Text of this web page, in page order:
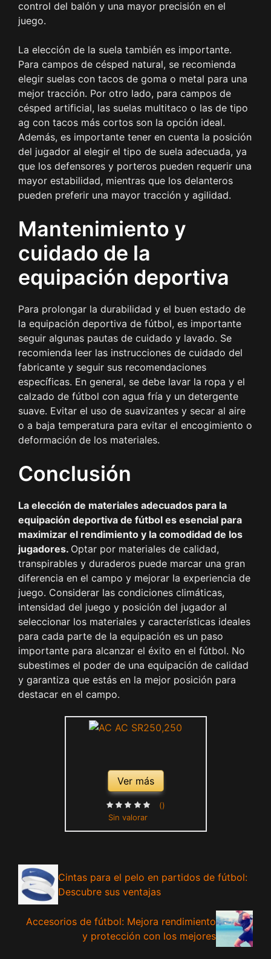
control del balón y una mayor precisión en el
juego.
La elección de la suela también es importante.
Para campos de césped natural, se recomienda
elegir suelas con tacos de goma o metal para una
mejor tracción. Por otro lado, para campos de
césped artificial, las suelas multitaco o las de tipo
ag con tacos más cortos son la opción ideal.
Además, es importante tener en cuenta la posición
del jugador al elegir el tipo de suela adecuada, ya
que los defensores y porteros pueden requerir una
mayor estabilidad, mientras que los delanteros
pueden preferir una mayor tracción y agilidad.
Mantenimiento y
cuidado de la
equipación deportiva
Para prolongar la durabilidad y el buen estado de
la equipación deportiva de fútbol, es importante
seguir algunas pautas de cuidado y lavado. Se
recomienda leer las instrucciones de cuidado del
fabricante y seguir sus recomendaciones
específicas. En general, se debe lavar la ropa y el
calzado de fútbol con agua fría y un detergente
suave. Evitar el uso de suavizantes y secar al aire
o a baja temperatura para evitar el encogimiento o
deformación de los materiales.
Conclusión
La elección de materiales adecuados para la
equipación deportiva de fútbol es esencial para
maximizar el rendimiento y la comodidad de los
jugadores. Optar por materiales de calidad,
transpirables y duraderos puede marcar una gran
diferencia en el campo y mejorar la experiencia de
juego. Considerar las condiciones climáticas,
intensidad del juego y posición del jugador al
seleccionar los materiales y características ideales
para cada parte de la equipación es un paso
importante para alcanzar el éxito en el fútbol. No
subestimes el poder de una equipación de calidad
y garantiza que estás en la mejor posición para
destacar en el campo.
Ver más
Sin valorar
()
Cintas para el pelo en partidos de fútbol:
Descubre sus ventajas
Accesorios de fútbol: Mejora rendimiento
y protección con los mejores